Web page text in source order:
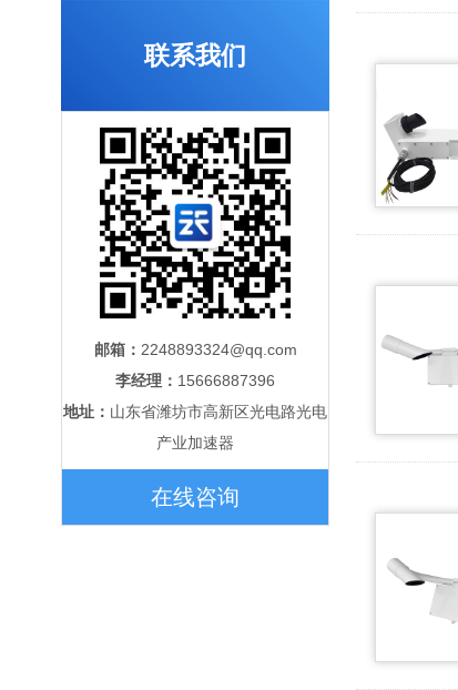
联系我们
邮箱： 2248893324@qq.com
李经理： 15666887396
地址： 山东省潍坊市高新区光电路光电
产业加速器
在线咨询